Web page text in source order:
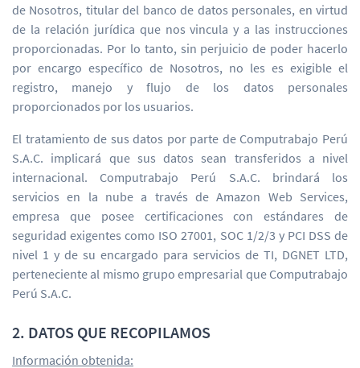
de Nosotros, titular del banco de datos personales, en virtud
de la relación jurídica que nos vincula y a las instrucciones
proporcionadas. Por lo tanto, sin perjuicio de poder hacerlo
por encargo específico de Nosotros, no les es exigible el
registro, manejo y flujo de los datos personales
proporcionados por los usuarios.
El tratamiento de sus datos por parte de Computrabajo Perú
S.A.C. implicará que sus datos sean transferidos a nivel
internacional. Computrabajo Perú S.A.C. brindará los
servicios en la nube a través de Amazon Web Services,
empresa que posee certificaciones con estándares de
seguridad exigentes como ISO 27001, SOC 1/2/3 y PCI DSS de
nivel 1 y de su encargado para servicios de TI, DGNET LTD,
perteneciente al mismo grupo empresarial que Computrabajo
Perú S.A.C.
2. DATOS QUE RECOPILAMOS
Información obtenida: